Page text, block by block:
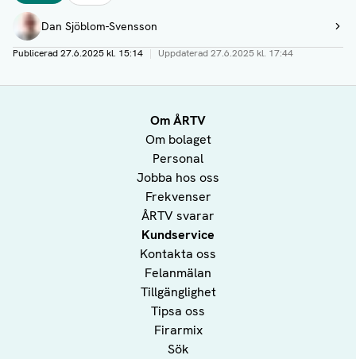
Författare
Dan Sjöblom-Svensson
Visa profil
Publicerad27.6.2025 kl. 15:14 | Uppdaterad27.6.2025 kl. 17:44
Om ÅRTV
Om bolaget
Personal
Jobba hos oss
Frekvenser
ÅRTV svarar
Kundservice
Kontakta oss
Felanmälan
Tillgänglighet
Tipsa oss
Firarmix
Sök